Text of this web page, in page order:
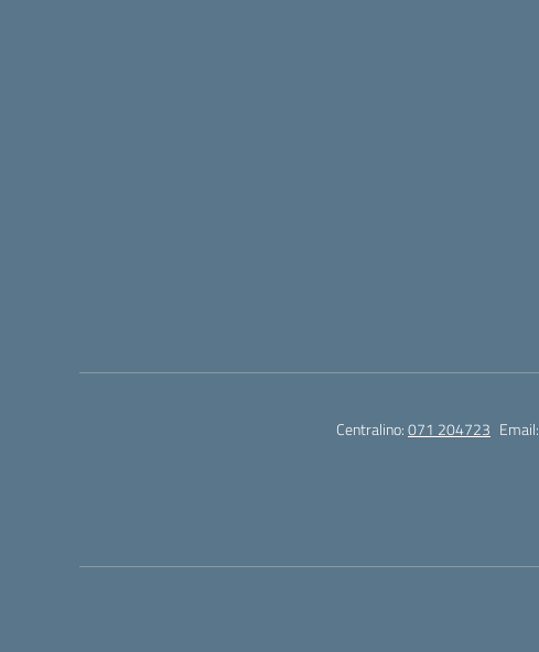
Centralino:071 204723 Email: